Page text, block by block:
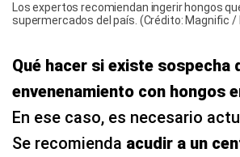
Los expertos recomiendan ingerir hongos
supermercados del país. (Crédito: Magnific
Qué hacer si existe sospecha
envenenamiento con hongos
En ese caso, es necesario
Se recomienda acudir a un